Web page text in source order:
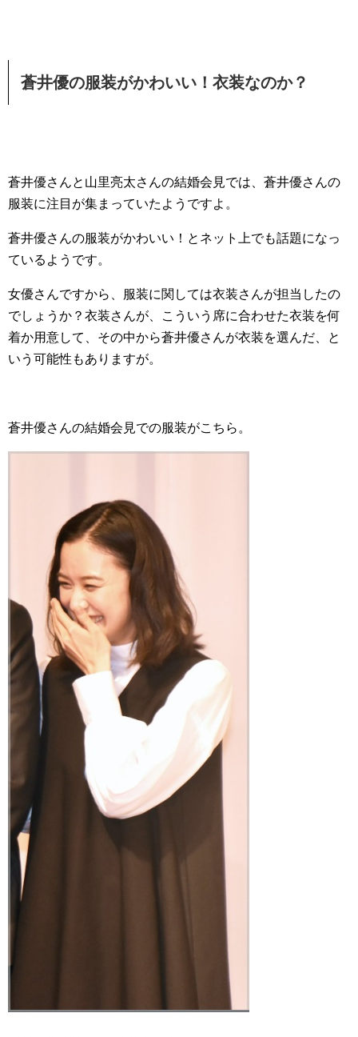
蒼井優の服装がかわいい！衣装なのか？
蒼井優さんと山里亮太さんの結婚会見では、蒼井優さんの
服装に注目が集まっていたようですよ。
蒼井優さんの服装がかわいい！とネット上でも話題になっ
ているようです。
女優さんですから、服装に関しては衣装さんが担当したの
でしょうか？衣装さんが、こういう席に合わせた衣装を何
着か用意して、その中から蒼井優さんが衣装を選んだ、と
いう可能性もありますが。
蒼井優さんの結婚会見での服装がこちら。